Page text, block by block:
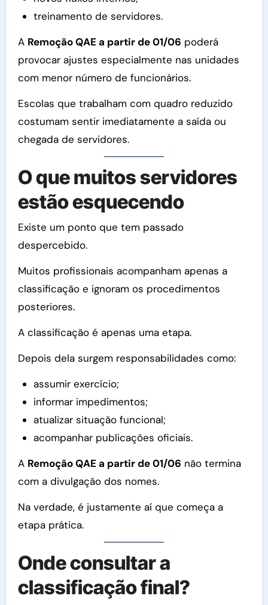
treinamento de servidores.
A Remoção QAE a partir de 01/06 poderá
provocar ajustes especialmente nas unidades
com menor número de funcionários.
Escolas que trabalham com quadro reduzido
costumam sentir imediatamente a saída ou
chegada de servidores.
O que muitos servidores
estão esquecendo
Existe um ponto que tem passado
despercebido.
Muitos profissionais acompanham apenas a
classificação e ignoram os procedimentos
posteriores.
A classificação é apenas uma etapa.
Depois dela surgem responsabilidades como:
assumir exercício;
informar impedimentos;
atualizar situação funcional;
acompanhar publicações oficiais.
A Remoção QAE a partir de 01/06 não termina
com a divulgação dos nomes.
Na verdade, é justamente aí que começa a
etapa prática.
Onde consultar a
classificação final?